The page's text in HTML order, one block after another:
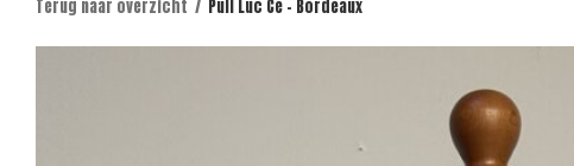
Terug naar overzicht Pull Luc Ce - Bordeaux